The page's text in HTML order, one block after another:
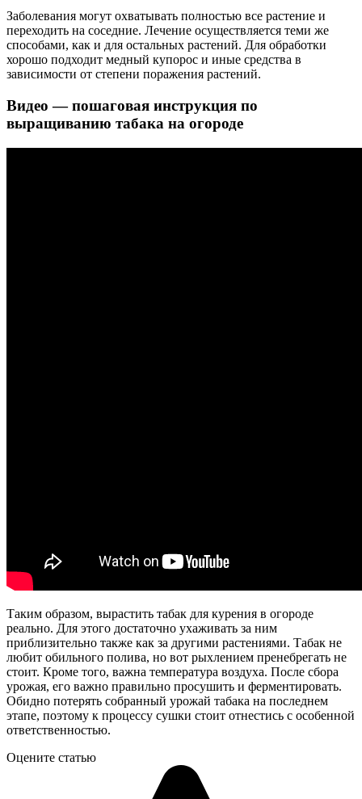
Заболевания могут охватывать полностью все растение и
переходить на соседние. Лечение осуществляется теми же
способами, как и для остальных растений. Для обработки
хорошо подходит медный купорос и иные средства в
зависимости от степени поражения растений.
Видео — пошаговая инструкция по
выращиванию табака на огороде
Таким образом, вырастить табак для курения в огороде
реально. Для этого достаточно ухаживать за ним
приблизительно также как за другими растениями. Табак не
любит обильного полива, но вот рыхлением пренебрегать не
стоит. Кроме того, важна температура воздуха. После сбора
урожая, его важно правильно просушить и ферментировать.
Обидно потерять собранный урожай табака на последнем
этапе, поэтому к процессу сушки стоит отнестись с особенной
ответственностью.
Оцените статью